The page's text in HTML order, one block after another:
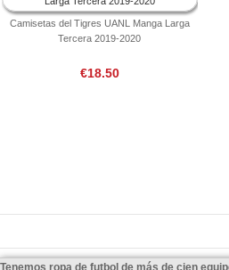
Camisetas del Tigres UANL Manga Larga
Tercera 2019-2020
€18.50
Tenemos ropa de futbol de más de cien